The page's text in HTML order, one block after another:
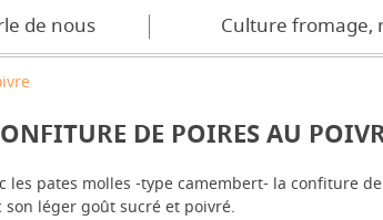
de nous Culture fromage,
DE POIRES AU
les pates molles -type camembert- la confiture
son léger goût sucré et poivré.